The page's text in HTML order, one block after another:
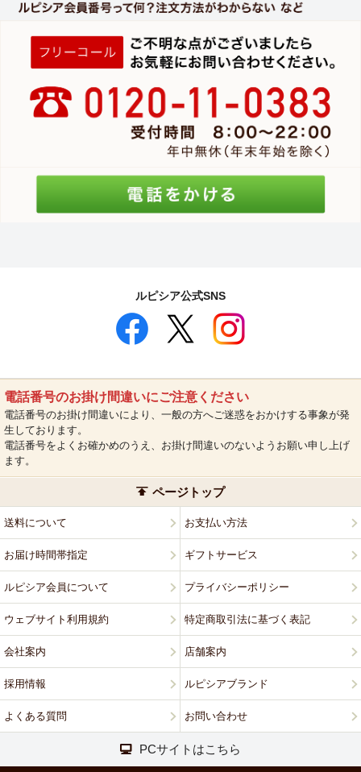
ルピシア公式SNS
電話番号のお掛け間違いにご注意ください
電話番号のお掛け間違いにより、一般の方へご迷惑をおかけする事象が発
生しております。
電話番号をよくお確かめのうえ、お掛け間違いのないようお願い申し上げ
ます。
ページトップ
送料について お支払い方法
お届け時間帯指定 ギフトサービス
ルピシア会員について プライバシーポリシー
ウェブサイト利用規約 特定商取引法に基づく表記
会社案内 店舗案内
採用情報 ルピシアブランド
よくある質問 お問い合わせ
PCサイトはこちら